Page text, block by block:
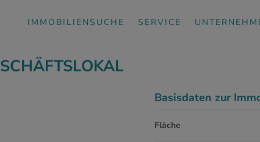
IMMOBILIENSUCHE SERVICE
Basisdaten zur
Fläche